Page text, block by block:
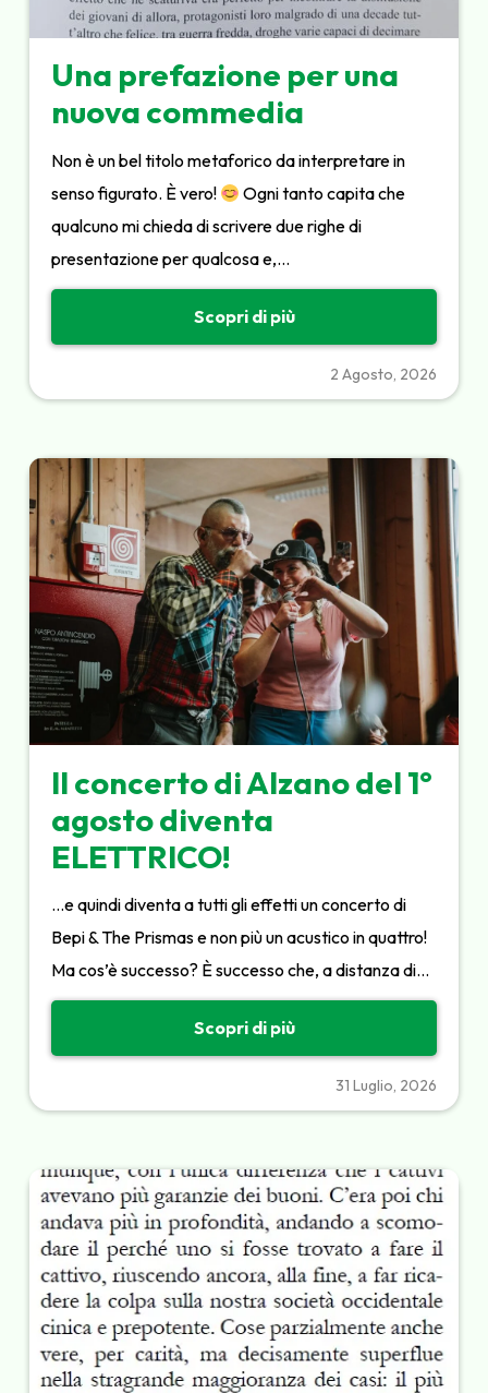
Una prefazione per una
nuova commedia
Non è un bel titolo metaforico da interpretare in
senso figurato. È vero!
Ogni tanto capita che
qualcuno mi chieda di scrivere due righe di
presentazione per qualcosa e,…
Scopri di più
2 Agosto, 2026
Il concerto di Alzano del 1°
agosto diventa
ELETTRICO!
…e quindi diventa a tutti gli effetti un concerto di
Bepi & The Prismas e non più un acustico in quattro!
Ma cos’è successo? È successo che, a distanza di…
Scopri di più
31 Luglio, 2026